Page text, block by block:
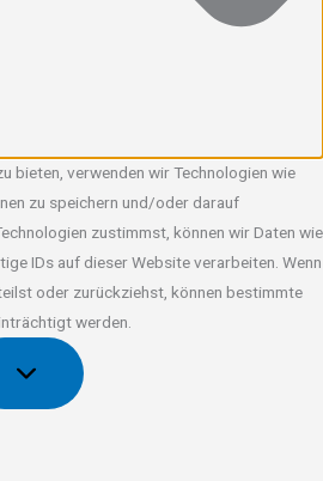
bieten, verwenden wir Technologien wie
zu speichern und/oder darauf
zustimmst, können wir Daten wie
IDs auf dieser Website verarbeiten. Wenn
oder zurückziehst, können bestimmte
werden.